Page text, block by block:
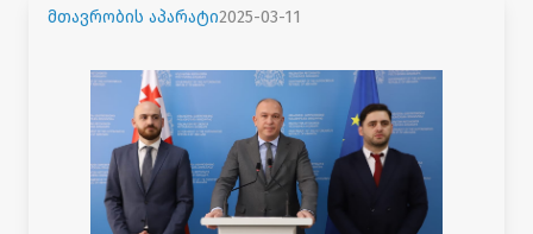
მთავრობის აპარატი2025-03-11